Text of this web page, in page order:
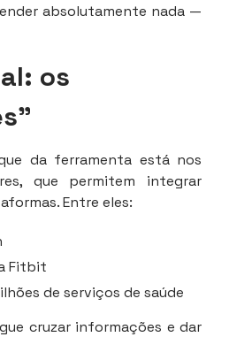
absolutamente nada —
os
da ferramenta está nos
que permitem integrar
Entre eles:
Fitbit
de serviços de saúde
cruzar informações e dar